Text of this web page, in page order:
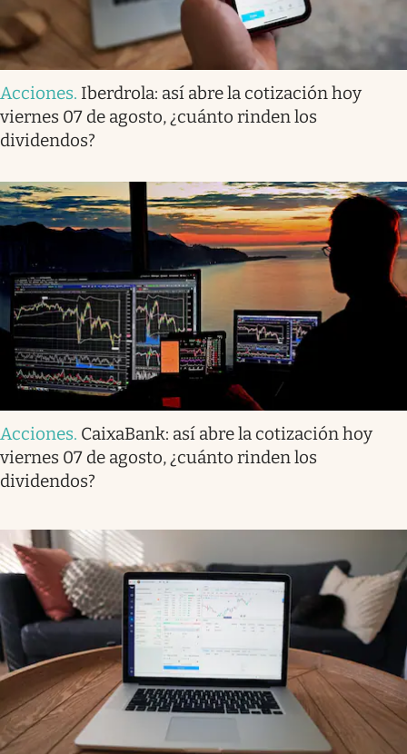
Acciones. Iberdrola: así abre la cotización hoy
viernes 07 de agosto, ¿cuánto rinden los
dividendos?
Acciones. CaixaBank: así abre la cotización hoy
viernes 07 de agosto, ¿cuánto rinden los
dividendos?